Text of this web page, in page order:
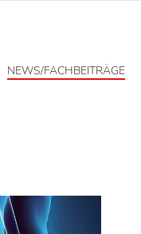
NEWS/FACHBEITRÄGE